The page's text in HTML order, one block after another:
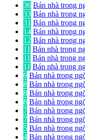
36 Bán nhà trong
33 Bán nhà trong
31 Bán nhà trong
14 Bán nhà trong
12 Bán nhà trong
11 Bán nhà trong
11 Bán nhà trong
11 Bán nhà trong
9 Bán nhà trong
8 Bán nhà trong
8 Bán nhà trong
8 Bán nhà trong
7 Bán nhà trong
7 Bán nhà trong
5 Bán nhà trong
4 Bán nhà trong